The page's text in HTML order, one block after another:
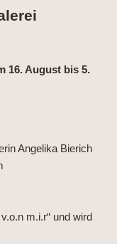
16. August bis 5.
Angelika Bierich
m.i.r“ und wird